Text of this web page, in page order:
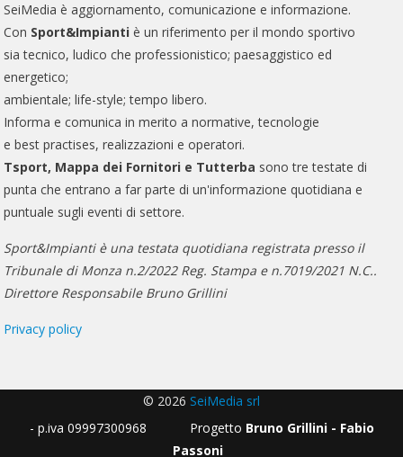
SeiMedia è aggiornamento, comunicazione e informazione.
Con Sport&Impianti è un riferimento per il mondo sportivo
sia tecnico, ludico che professionistico; paesaggistico ed
energetico;
ambientale; life-style; tempo libero.
Informa e comunica in merito a normative, tecnologie
e best practises, realizzazioni e operatori.
Tsport, Mappa dei Fornitori e Tutterba sono tre testate di
punta che entrano a far parte di un'informazione quotidiana e
puntuale sugli eventi di settore.
Sport&Impianti è una testata quotidiana registrata presso il
Tribunale di Monza n.2/2022 Reg. Stampa e n.7019/2021 N.C..
Direttore Responsabile Bruno Grillini
Privacy policy
© 2026 SeiMedia srl
- p.iva 09997300968 Progetto Bruno Grillini - Fabio
Passoni